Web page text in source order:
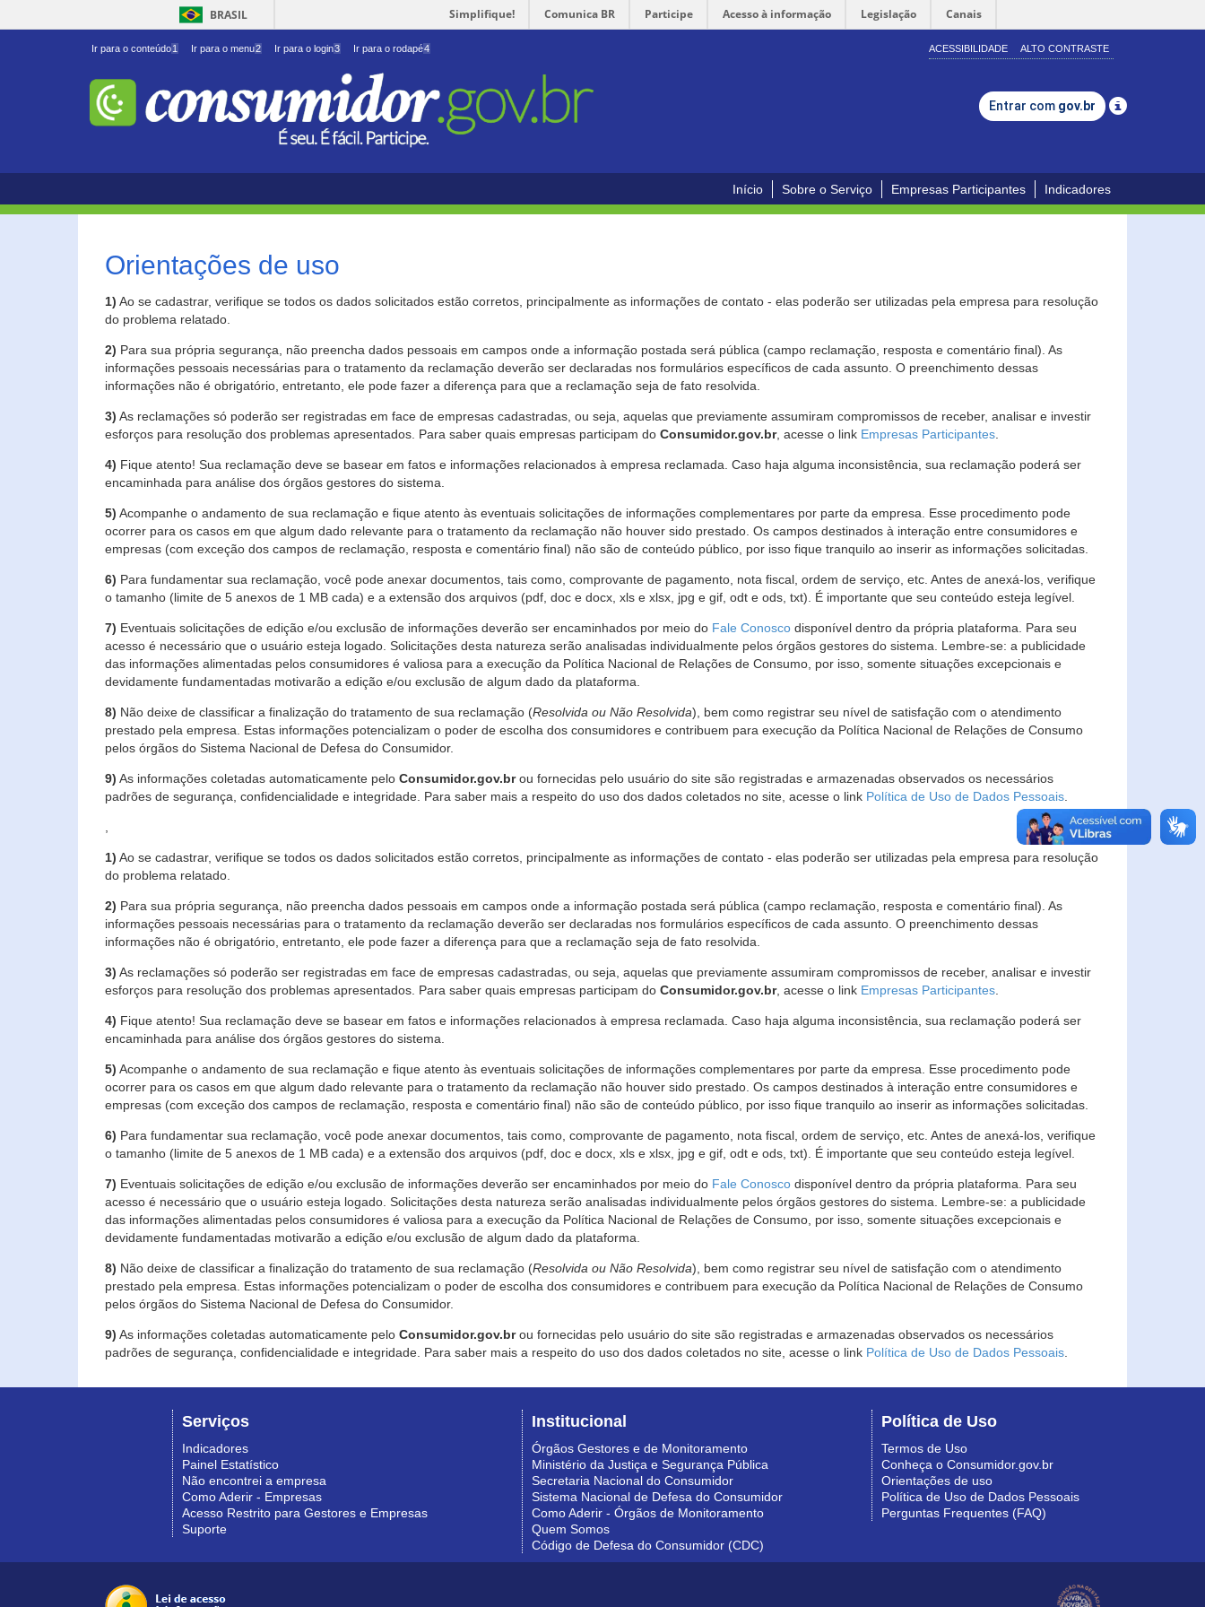
BRASIL Simplifique! Comunica BR Participe Acesso à informação Legislação Canais
Ir para o conteúdo1 Ir para o menu2 Ir para o login3 Ir para o rodapé4 ACESSIBILIDADE ALTO CONTRASTE
Entrar com gov.br
Início Sobre o Serviço Empresas Participantes Indicadores
Orientações de uso
1) Ao se cadastrar, verifique se todos os dados solicitados estão corretos, principalmente as informações de contato - elas poderão ser utilizadas pela empresa para resolução
do problema relatado.
2) Para sua própria segurança, não preencha dados pessoais em campos onde a informação postada será pública (campo reclamação, resposta e comentário final). As
informações pessoais necessárias para o tratamento da reclamação deverão ser declaradas nos formulários específicos de cada assunto. O preenchimento dessas
informações não é obrigatório, entretanto, ele pode fazer a diferença para que a reclamação seja de fato resolvida.
3) As reclamações só poderão ser registradas em face de empresas cadastradas, ou seja, aquelas que previamente assumiram compromissos de receber, analisar e investir
esforços para resolução dos problemas apresentados. Para saber quais empresas participam do Consumidor.gov.br, acesse o link Empresas Participantes
4) Fique atento! Sua reclamação deve se basear em fatos e informações relacionados à empresa reclamada. Caso haja alguma inconsistência, sua reclamação poderá ser
encaminhada para análise dos órgãos gestores do sistema.
5) Acompanhe o andamento de sua reclamação e fique atento às eventuais solicitações de informações complementares por parte da empresa. Esse procedimento pode
ocorrer para os casos em que algum dado relevante para o tratamento da reclamação não houver sido prestado. Os campos destinados à interação entre consumidores e
empresas (com exceção dos campos de reclamação, resposta e comentário final) não são de conteúdo público, por isso fique tranquilo ao inserir as informações solicitadas.
6) Para fundamentar sua reclamação, você pode anexar documentos, tais como, comprovante de pagamento, nota fiscal, ordem de serviço, etc. Antes de anexá-los, verifique
o tamanho (limite de 5 anexos de 1 MB cada) e a extensão dos arquivos (pdf, doc e docx, xls e xlsx, jpg e gif, odt e ods, txt). É importante que seu conteúdo esteja legível.
7) Eventuais solicitações de edição e/ou exclusão de informações deverão ser encaminhados por meio do Fale Conosco disponível dentro da própria plataforma. Para seu
acesso é necessário que o usuário esteja logado. Solicitações desta natureza serão analisadas individualmente pelos órgãos gestores do sistema. Lembre-se: a publicidade
das informações alimentadas pelos consumidores é valiosa para a execução da Política Nacional de Relações de Consumo, por isso, somente situações excepcionais e
devidamente fundamentadas motivarão a edição e/ou exclusão de algum dado da plataforma.
8) Não deixe de classificar a finalização do tratamento de sua reclamação (Resolvida ou Não Resolvida), bem como registrar seu nível de satisfação com o atendimento
prestado pela empresa. Estas informações potencializam o poder de escolha dos consumidores e contribuem para execução da Política Nacional de Relações de Consumo
pelos órgãos do Sistema Nacional de Defesa do Consumidor.
9) As informações coletadas automaticamente pelo Consumidor.gov.brou fornecidas pelo usuário do site são registradas e armazenadas observados os necessários
padrões de segurança, confidencialidade e integridade. Para saber mais a respeito do uso dos dados coletados no site, acesse o link Política de Uso de Dados Pessoais
1) Ao se cadastrar, verifique se todos os dados solicitados estão corretos, principalmente as informações de contato - elas poderão ser utilizadas pela empresa para resolução
do problema relatado.
2) Para sua própria segurança, não preencha dados pessoais em campos onde a informação postada será pública (campo reclamação, resposta e comentário final). As
informações pessoais necessárias para o tratamento da reclamação deverão ser declaradas nos formulários específicos de cada assunto. O preenchimento dessas
informações não é obrigatório, entretanto, ele pode fazer a diferença para que a reclamação seja de fato resolvida.
3) As reclamações só poderão ser registradas em face de empresas cadastradas, ou seja, aquelas que previamente assumiram compromissos de receber, analisar e investir
esforços para resolução dos problemas apresentados. Para saber quais empresas participam do Consumidor.gov.br, acesse o link Empresas Participantes
4) Fique atento! Sua reclamação deve se basear em fatos e informações relacionados à empresa reclamada. Caso haja alguma inconsistência, sua reclamação poderá ser
encaminhada para análise dos órgãos gestores do sistema.
5) Acompanhe o andamento de sua reclamação e fique atento às eventuais solicitações de informações complementares por parte da empresa. Esse procedimento pode
ocorrer para os casos em que algum dado relevante para o tratamento da reclamação não houver sido prestado. Os campos destinados à interação entre consumidores e
empresas (com exceção dos campos de reclamação, resposta e comentário final) não são de conteúdo público, por isso fique tranquilo ao inserir as informações solicitadas.
6) Para fundamentar sua reclamação, você pode anexar documentos, tais como, comprovante de pagamento, nota fiscal, ordem de serviço, etc. Antes de anexá-los, verifique
o tamanho (limite de 5 anexos de 1 MB cada) e a extensão dos arquivos (pdf, doc e docx, xls e xlsx, jpg e gif, odt e ods, txt). É importante que seu conteúdo esteja legível.
7) Eventuais solicitações de edição e/ou exclusão de informações deverão ser encaminhados por meio do Fale Conosco disponível dentro da própria plataforma. Para seu
acesso é necessário que o usuário esteja logado. Solicitações desta natureza serão analisadas individualmente pelos órgãos gestores do sistema. Lembre-se: a publicidade
das informações alimentadas pelos consumidores é valiosa para a execução da Política Nacional de Relações de Consumo, por isso, somente situações excepcionais e
devidamente fundamentadas motivarão a edição e/ou exclusão de algum dado da plataforma.
8) Não deixe de classificar a finalização do tratamento de sua reclamação (Resolvida ou Não Resolvida), bem como registrar seu nível de satisfação com o atendimento
prestado pela empresa. Estas informações potencializam o poder de escolha dos consumidores e contribuem para execução da Política Nacional de Relações de Consumo
pelos órgãos do Sistema Nacional de Defesa do Consumidor.
9) As informações coletadas automaticamente pelo Consumidor.gov.brou fornecidas pelo usuário do site são registradas e armazenadas observados os necessários
padrões de segurança, confidencialidade e integridade. Para saber mais a respeito do uso dos dados coletados no site, acesse o link Política de Uso de Dados Pessoais
Serviços
Indicadores
Painel Estatístico
Não encontrei a empresa
Como Aderir - Empresas
Acesso Restrito para Gestores e Empresas
Suporte
Institucional
Órgãos Gestores e de Monitoramento
Ministério da Justiça e Segurança Pública
Secretaria Nacional do Consumidor
Sistema Nacional de Defesa do Consumidor
Como Aderir - Órgãos de Monitoramento
Quem Somos
Código de Defesa do Consumidor (CDC)
Política de Uso
Termos de Uso
Conheça o Consumidor.gov.br
Orientações de uso
Política de Uso de Dados Pessoais
Perguntas Frequentes (FAQ)